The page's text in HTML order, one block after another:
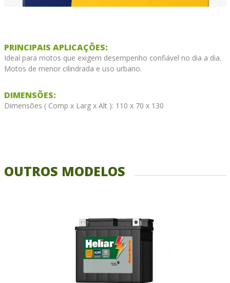
PRINCIPAIS APLICAÇÕES:
Ideal para motos que exigem desempenho confiável no dia a dia.
Motos de menor cilindrada e uso urbano.
DIMENSÕES:
Dimensões ( Comp x Larg x Alt ): 110 x 70 x 130
OUTROS MODELOS